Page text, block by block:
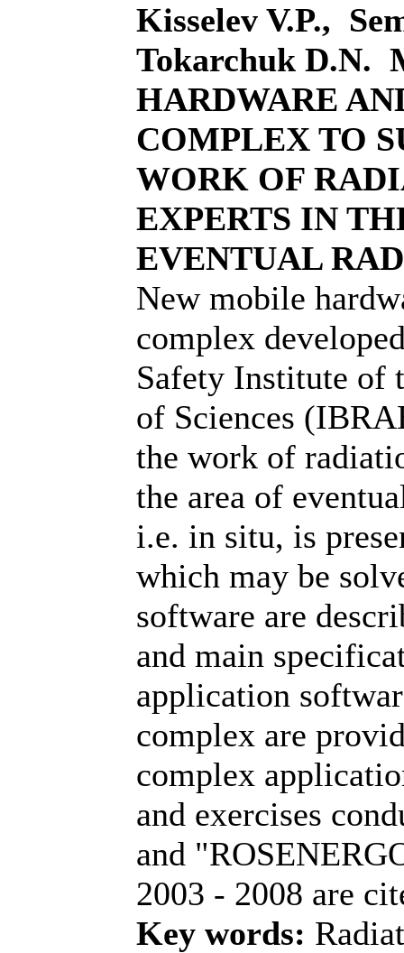
Kisselev V.P.,
Tokarchuk D.N.
HARDWARE
COMPLEX TO
WORK OF
EXPERTS IN
EVENTUAL
New mobile
complex
Safety Institute of
of Sciences
the work of
the area of
i.e. in situ, is
which may be
software are
and main
application
complex are
complex
and exercises
and
2003 - 2008 are
Key words: